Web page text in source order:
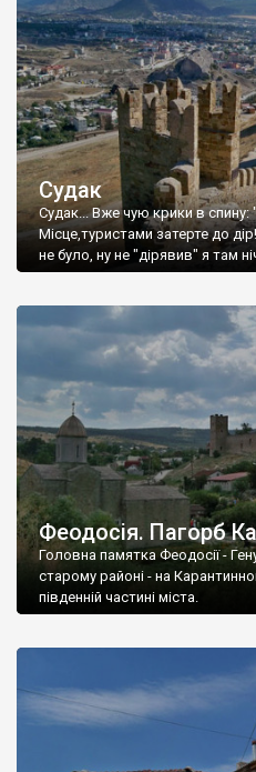
Судак
Судак... Вже чую крики в
Місце,туристами затерте до
не було, ну не "дірявив" я там
Феодосія. Пагорб
Головна памятка Феодосії -
старому районі - на
південній частині міста.